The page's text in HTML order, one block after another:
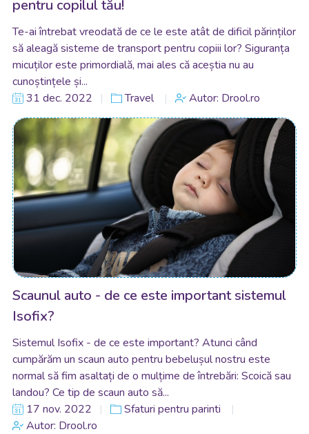
pentru copilul tău!
Te-ai întrebat vreodată de ce le este atât de dificil părinților
să aleagă sisteme de transport pentru copiii lor? Siguranța
micuților este primordială, mai ales că aceștia nu au
cunoștințele și...
31 dec. 2022
Travel Autor: Drool.ro
Scaunul auto - de ce este important sistemul
Isofix?
Sistemul Isofix - de ce este important? Atunci când
cumpărăm un scaun auto pentru bebelușul nostru este
normal să fim asaltați de o mulțime de întrebări: Scoică sau
landou? Ce tip de scaun auto să...
17 nov. 2022
Sfaturi pentru parinti
Autor: Drool.ro